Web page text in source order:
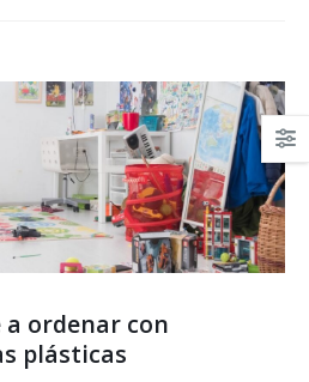
a ordenar con
plásticas